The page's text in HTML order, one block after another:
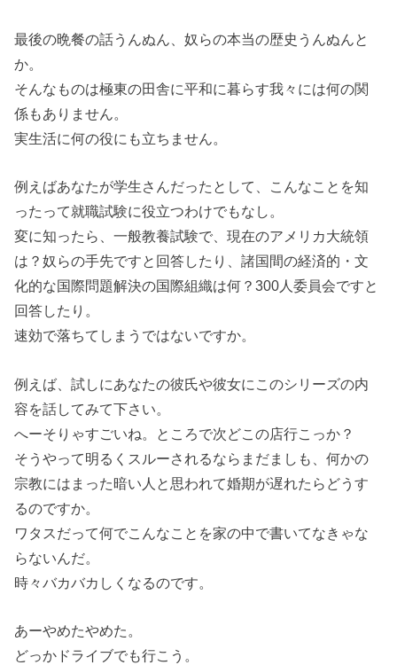
最後の晩餐の話うんぬん、奴らの本当の歴史うんぬんと
か。
そんなものは極東の田舎に平和に暮らす我々には何の関
係もありません。
実生活に何の役にも立ちません。
例えばあなたが学生さんだったとして、こんなことを知
ったって就職試験に役立つわけでもなし。
変に知ったら、一般教養試験で、現在のアメリカ大統領
は？奴らの手先ですと回答したり、諸国間の経済的・文
化的な国際問題解決の国際組織は何？300人委員会ですと
回答したり。
速効で落ちてしまうではないですか。
例えば、試しにあなたの彼氏や彼女にこのシリーズの内
容を話してみて下さい。
へーそりゃすごいね。ところで次どこの店行こっか？
そうやって明るくスルーされるならまだましも、何かの
宗教にはまった暗い人と思われて婚期が遅れたらどうす
るのですか。
ワタスだって何でこんなことを家の中で書いてなきゃな
らないんだ。
時々バカバカしくなるのです。
あーやめたやめた。
どっかドライブでも行こう。